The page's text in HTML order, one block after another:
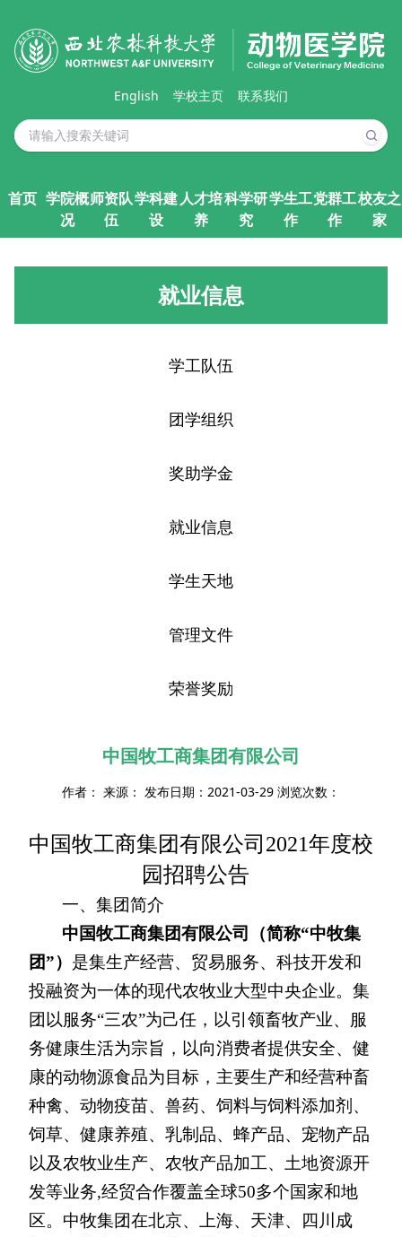
English 学校主页 联系我们
首页 学院概
况
师资队
伍
学科建
设
人才培
养
科学研
究
学生工
作
党群工
作
校友之
家
就业信息
学工队伍
团学组织
奖助学金
就业信息
学生天地
管理文件
荣誉奖励
中国牧工商集团有限公司
作者： 来源： 发布日期：2021-03-29 浏览次数：
中国牧工商集团有限公司2021年度校
园招聘公告
一、集团简介
中国牧工商集团有限公司（简称“中牧集
团”） 是集生产经营、贸易服务、科技开发和
投融资为一体的现代农牧业大型中央企业。集
团以服务“三农”为己任，以引领畜牧产业、服
务健康生活为宗旨，以向消费者提供安全、健
康的动物源食品为目标，主要生产和经营种畜
种禽、动物疫苗、兽药、饲料与饲料添加剂、
饲草、健康养殖、乳制品、蜂产品、宠物产品
以及农牧业生产、农牧产品加工、土地资源开
发等业务,经贸合作覆盖全球50多个国家和地
区。中牧集团在北京、上海、天津、四川成